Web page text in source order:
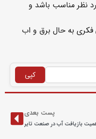
نظر مناسب باشد و
به حال برق و اب
کپی
پست بعدی
بازیافت آب در صنعت تایر